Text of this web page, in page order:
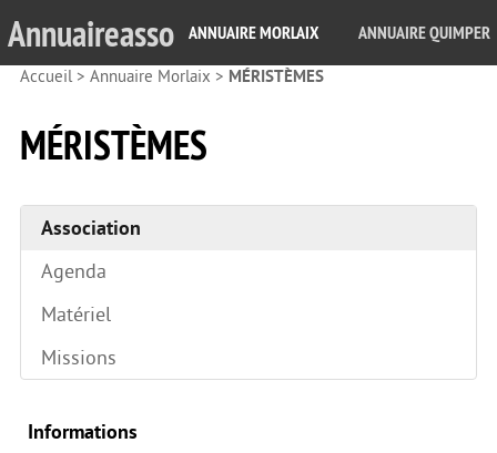
Annuaireasso ANNUAIRE MORLAIX ANNUAIRE QUIMPER
Accueil> Annuaire Morlaix > MÉRISTÈMES
MÉRISTÈMES
Association
Agenda
Matériel
Missions
Informations